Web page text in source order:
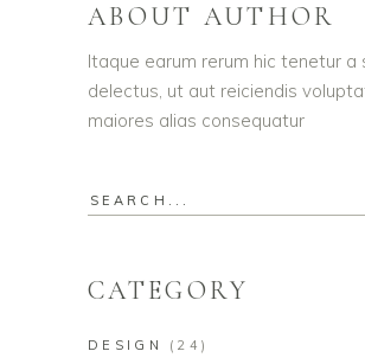
ABOUT AUTHOR
Itaque earum rerum hic tenetur a
delectus, ut aut reiciendis
maiores alias consequatur
Search
CATEGORY
DESIGN (24)